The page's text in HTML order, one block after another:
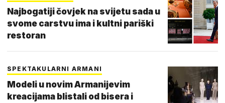
Najbogatiji čovjek na svijetu sada u
svome carstvu ima i kultni pariški
restoran
SPEKTAKULARNI ARMANI
Modeli u novim Armanijevim
kreacijama blistali od bisera i